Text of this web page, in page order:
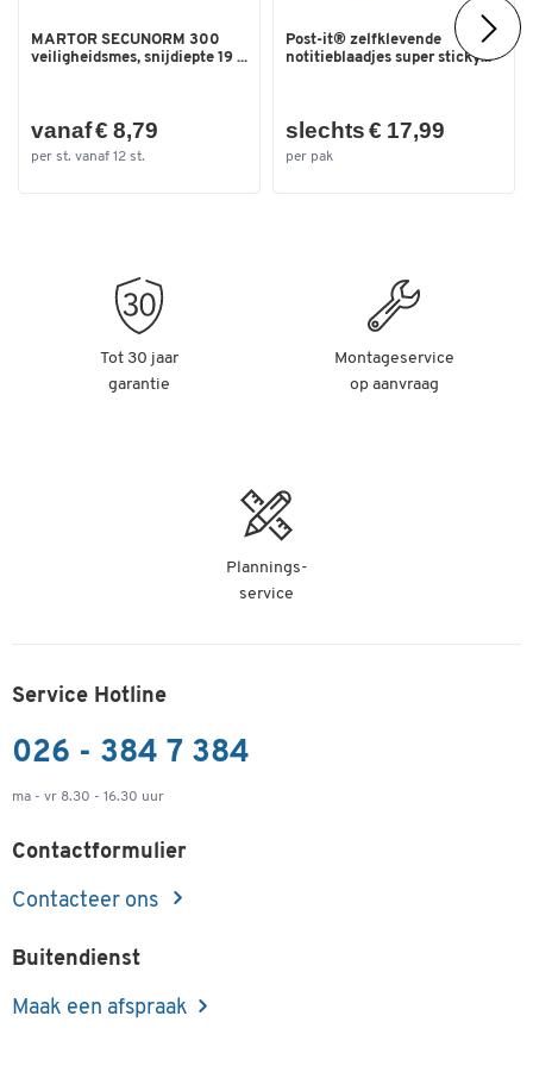
wielen/zwenkwielen/rollen
(mm)
Lengte laadvlak (mm) 890
MARTOR SECUNORM 300
veiligheidsmes, snijdiepte 19 ...
vanaf € 8,79
per st. vanaf 12 st.
Post-it® zelfklevende
notitieblaadjes super sticky...
slechts € 17,99
per pak
Tot 30 jaar
garantie
Montageservice
op aanvraag
Plannings-
service
Service Hotline
026 - 384 7 384
ma - vr 8.30 - 16.30 uur
Contactformulier
Contacteer ons
Buitendienst
Maak een afspraak